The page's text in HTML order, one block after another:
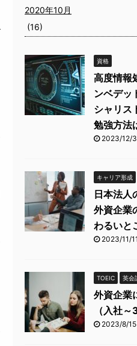
2020年10月
(16)
資格
高度情報
ンベデッ
シャリス
勉強方法
2023/12/
キャリア形成
日本法人
外資企業
わるいと
2023/11/11
TOEIC 英会
外資企業
（入社～
2023/8/15